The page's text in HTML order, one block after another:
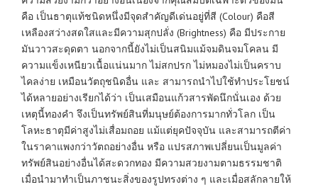
คือ เป็นธาตุแท้ชนิดหนึ่งมีจุดสำคัญดีเด่นอยู่ที่สี (Colour) คือสี
เหลืองสว่างสดใสและมีความสุกปลั่ง (Brightness) คือ มีประกาย
มันวาวสะดุดตา นอกจากนี้ยังไม่เป็นสนิมแม้จมดินจมโคลน มี
ความแข็งเหนียวเนื้อแน่นมาก ไม่สกปรก ไม่หมองไม่เป็นคราบ
ไคลง่าย เหมือนวัตถุชนิดอื่น และ สามารถนำไปใช้ทำประโยชน์
ได้หลายอย่างเรียกได้ว่า เป็นเสมือนแก้วสารพัดนึกนั่นเอง ด้วย
เหตุนี้ทองคำ จึงเป็นทรัพย์สินที่มนุษย์ต้องการมากทั่วโลก เป็น
โลหะธาตุมีค่าสูงไม่เสื่อมถอย แม้แต่ยุคปัจจุบัน และสามารถตีค่า
ในราคาแพงกว่าวัตถอย่างอื่น หรือ แปรสภาพเปลี่ยนเป็นมูลค่า
ทรัพย์สินอย่างอื่นได้สะดวกทอง มีความสวยงามตามธรรมชาติ
เมื่อนำมาทำเป็นภาชนะสิ่งของรูปทรงต่าง ๆ และเมื่อสลักลายให้